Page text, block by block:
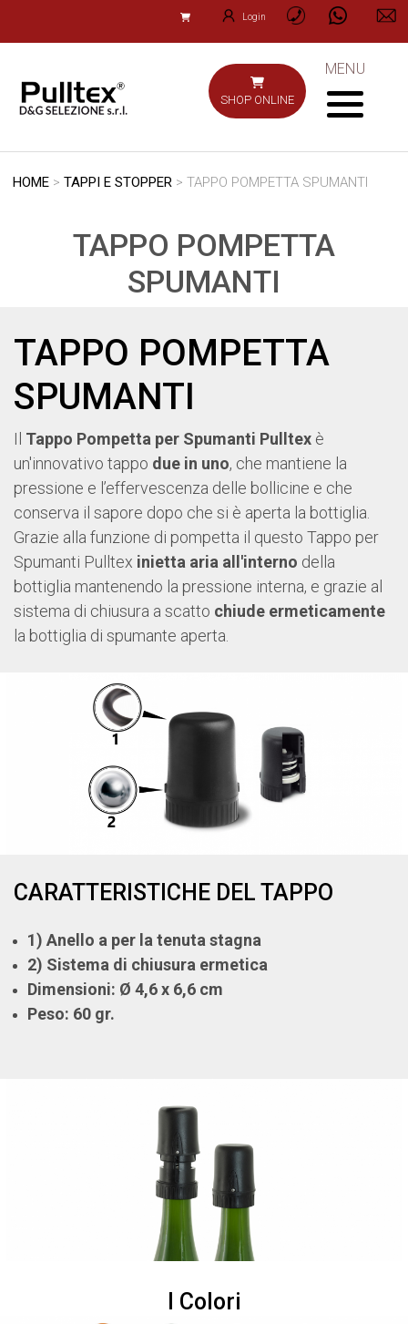
Login
SHOP ONLINE
MENU
HOME > TAPPI E STOPPER > TAPPO POMPETTA SPUMANTI
TAPPO POMPETTA
SPUMANTI
TAPPO POMPETTA
SPUMANTI
Il Tappo Pompetta per Spumanti Pulltex è
un'innovativo tappo due in uno, che mantiene la
pressione e l’effervescenza delle bollicine e che
conserva il sapore dopo che si è aperta la bottiglia.
Grazie alla funzione di pompetta il questo Tappo per
Spumanti Pulltex inietta aria all'interno della
bottiglia mantenendo la pressione interna, e grazie al
sistema di chiusura a scatto chiude ermeticamente
la bottiglia di spumante aperta.
CARATTERISTICHE DEL TAPPO
1) Anello a per la tenuta stagna
2) Sistema di chiusura ermetica
Dimensioni: Ø 4,6 x 6,6 cm
Peso: 60 gr.
I Colori